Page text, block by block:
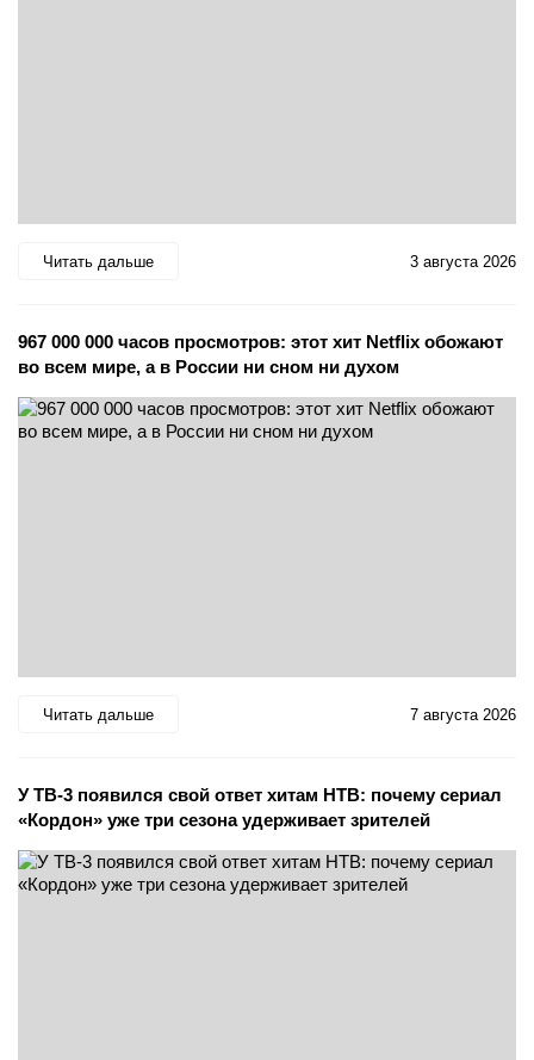
Читать дальше 3 августа 2026
967 000 000 часов просмотров: этот хит Netflix обожают
во всем мире, а в России ни сном ни духом
Читать дальше 7 августа 2026
У ТВ-3 появился свой ответ хитам НТВ: почему сериал
«Кордон» уже три сезона удерживает зрителей